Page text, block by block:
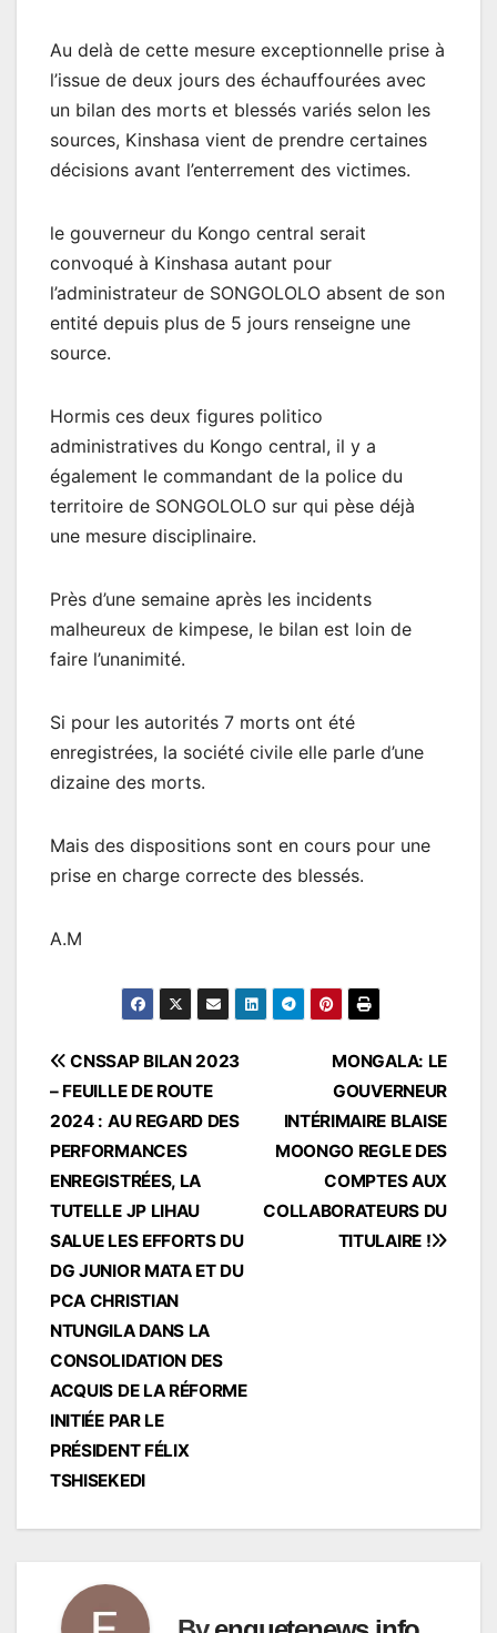
Au delà de cette mesure exceptionnelle prise à
l’issue de deux jours des échauffourées avec
un bilan des morts et blessés variés selon les
sources, Kinshasa vient de prendre certaines
décisions avant l’enterrement des victimes.
le gouverneur du Kongo central serait
convoqué à Kinshasa autant pour
l’administrateur de SONGOLOLO absent de son
entité depuis plus de 5 jours renseigne une
source.
Hormis ces deux figures politico
administratives du Kongo central, il y a
également le commandant de la police du
territoire de SONGOLOLO sur qui pèse déjà
une mesure disciplinaire.
Près d’une semaine après les incidents
malheureux de kimpese, le bilan est loin de
faire l’unanimité.
Si pour les autorités 7 morts ont été
enregistrées, la société civile elle parle d’une
dizaine des morts.
Mais des dispositions sont en cours pour une
prise en charge correcte des blessés.
A.M
Navigation
de
l’article
MONGALA: LE
GOUVERNEUR
INTÉRIMAIRE BLAISE
MOONGO REGLE DES
COMPTES AUX
COLLABORATEURS DU
TITULAIRE !
CNSSAP BILAN 2023
– FEUILLE DE ROUTE
2024 : AU REGARD DES
PERFORMANCES
ENREGISTRÉES, LA
TUTELLE JP LIHAU
SALUE LES EFFORTS DU
DG JUNIOR MATA ET DU
PCA CHRISTIAN
NTUNGILA DANS LA
CONSOLIDATION DES
ACQUIS DE LA RÉFORME
INITIÉE PAR LE
PRÉSIDENT FÉLIX
TSHISEKEDI